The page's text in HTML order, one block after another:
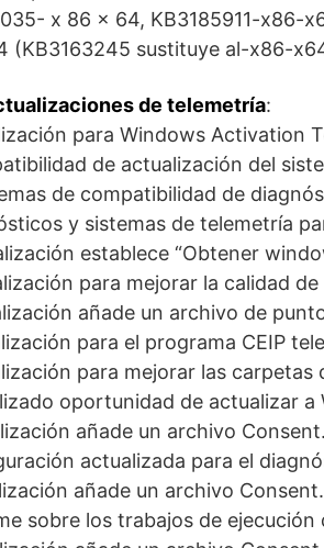
x 86 x 64, KB3185911-x86-
(KB3163245 sustituye al-x86-
de telemetría:
para Windows Activation
de actualización del
de compatibilidad de
y sistemas de telemetría
establece “Obtener
para mejorar la calidad
añade un archivo de
para el programa CEIP
para mejorar las carpetas
oportunidad de actualizar a
añade un archivo
actualizada para el
añade un archivo
sobre los trabajos de